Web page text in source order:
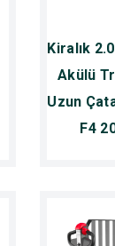
Kiralık
Akülü
Uzun
F4